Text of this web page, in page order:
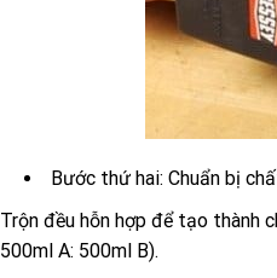
Bước thứ hai: Chuẩn bị
Trộn đều hỗn hợp để tạo thành
500ml A: 500ml B).